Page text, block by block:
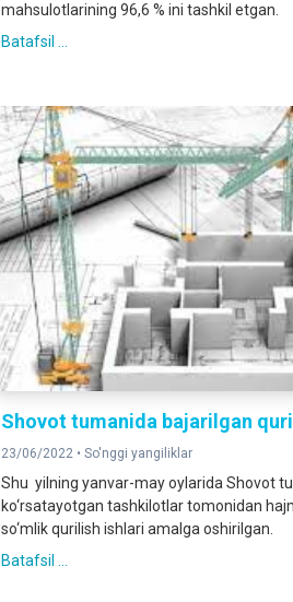
mahsulotlarining 96,6 % ini tashkil etgan.
Batafsil ...
Shovot tumanida bajarilgan
23/06/2022 •So'nggi yangiliklar
Shu yilning yanvar-may oylarida Shovot
ko‘rsatayotgan tashkilotlar tomonidan
so‘mlik qurilish ishlari amalga oshirilgan.
Batafsil ...